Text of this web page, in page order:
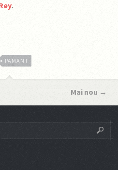
.
PAMANT
Mai nou →